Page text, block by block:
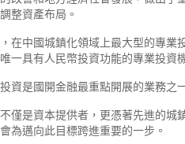
整資產布局。
在中國城鎮化領域上最大型的專
一具有人民幣投資功能的專業投資
資是國開金融最重點開展的業務之
僅是資本提供者，更憑著先進的
為邁向此目標跨進重要的一步。